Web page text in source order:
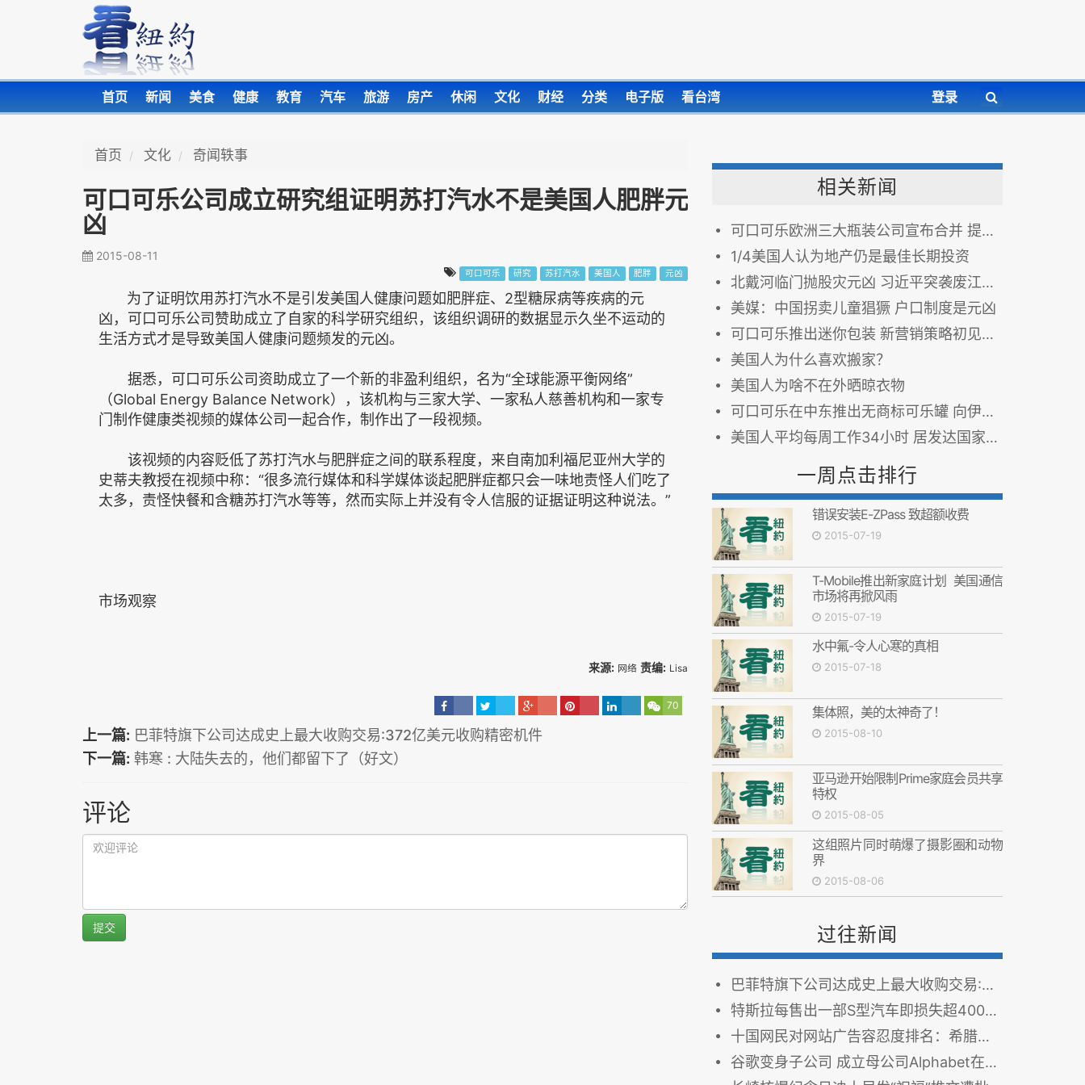
首页 新闻 美食 健康 教育 汽车 旅游 房产 休闲 文化 财经 分类 电子版 看台湾 登录
首页 文化 奇闻轶事
可口可乐公司成立研究组证明苏打汽水不是美国人肥胖元
凶
2015-08-11
可口可乐 研究 苏打汽水 美国人 肥胖 元凶
为了证明饮用苏打汽水不是引发美国人健康问题如肥胖症、2型糖尿病等疾病的元
凶，可口可乐公司赞助成立了自家的科学研究组织，该组织调研的数据显示久坐不运动的
生活方式才是导致美国人健康问题频发的元凶。
据悉，可口可乐公司资助成立了一个新的非盈利组织，名为“全球能源平衡网络”
（Global Energy Balance Network），该机构与三家大学、一家私人慈善机构和一家专
门制作健康类视频的媒体公司一起合作，制作出了一段视频。
该视频的内容贬低了苏打汽水与肥胖症之间的联系程度，来自南加利福尼亚州大学的
史蒂夫教授在视频中称：“很多流行媒体和科学媒体谈起肥胖症都只会一味地责怪人们吃了
太多，责怪快餐和含糖苏打汽水等等，然而实际上并没有令人信服的证据证明这种说法。”
市场观察
来源: 网络 责编: Lisa
70
上一篇: 巴菲特旗下公司达成史上最大收购交易:372亿美元收购精密机件
下一篇: 韩寒 : 大陆失去的，他们都留下了（好文）
评论
提交
相关新闻
可口可乐欧洲三大瓶装公司宣布合并 提振业绩
1/4美国人认为地产仍是最佳长期投资
北戴河临门抛股灾元凶 习近平突袭废江派〝核弹〞
美媒：中国拐卖儿童猖獗 户口制度是元凶
可口可乐推出迷你包装 新营销策略初见成效
美国人为什么喜欢搬家？
美国人为啥不在外晒晾衣物
可口可乐在中东推出无商标可乐罐 向伊斯兰斋月致敬
美国人平均每周工作34小时 居发达国家之首
一周点击排行
错误安装E-ZPass 致超额收费
2015-07-19
T-Mobile推出新家庭计划 美国通信
市场将再掀风雨
2015-07-19
水中氟-令人心寒的真相
2015-07-18
集体照，美的太神奇了！
2015-08-10
亚马逊开始限制Prime家庭会员共享
特权
2015-08-05
这组照片同时萌爆了摄影圈和动物
界
2015-08-06
过往新闻
巴菲特旗下公司达成史上最大收购交易:372亿美元收购精密机件
特斯拉每售出一部S型汽车即损失超4000美元
十国网民对网站广告容忍度排名：希腊最低中国最高
谷歌变身子公司 成立母公司Alphabet在美上市